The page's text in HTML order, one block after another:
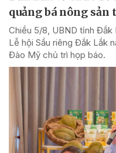
quảng bá nông sản
Chiều 5/8, UBND tỉnh
Lễ hội Sầu riêng Đắk Lắk
Đào Mỹ chủ trì họp báo.